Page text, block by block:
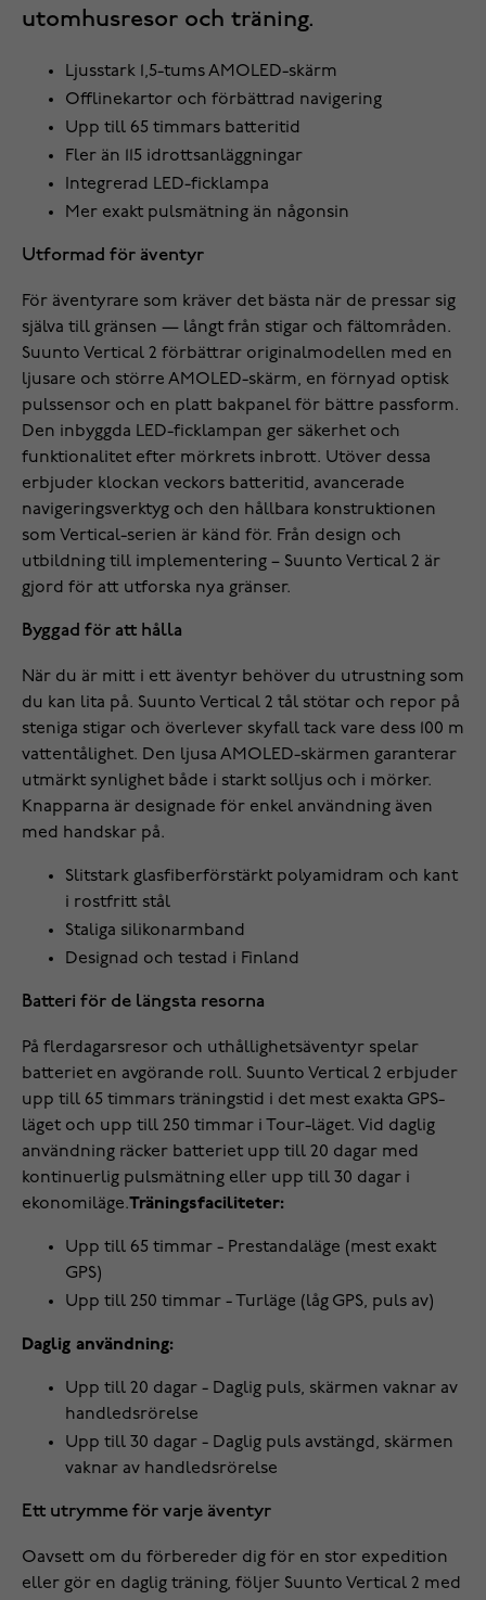
utomhusresor och träning.
Ljusstark 1,5-tums AMOLED-skärm
Offlinekartor och förbättrad navigering
Upp till 65 timmars batteritid
Fler än 115 idrottsanläggningar
Integrerad LED-ficklampa
Mer exakt pulsmätning än någonsin
Utformad för äventyr
För äventyrare som kräver det bästa när de pressar sig
själva till gränsen — långt från stigar och fältområden.
Suunto Vertical 2 förbättrar originalmodellen med en
ljusare och större AMOLED-skärm, en förnyad optisk
pulssensor och en platt bakpanel för bättre passform.
Den inbyggda LED-ficklampan ger säkerhet och
funktionalitet efter mörkrets inbrott. Utöver dessa
erbjuder klockan veckors batteritid, avancerade
navigeringsverktyg och den hållbara konstruktionen
som Vertical-serien är känd för. Från design och
utbildning till implementering – Suunto Vertical 2 är
gjord för att utforska nya gränser.
Byggad för att hålla
När du är mitt i ett äventyr behöver du utrustning som
du kan lita på. Suunto Vertical 2 tål stötar och repor på
steniga stigar och överlever skyfall tack vare dess 100 m
vattentålighet. Den ljusa AMOLED-skärmen garanterar
utmärkt synlighet både i starkt solljus och i mörker.
Knapparna är designade för enkel användning även
med handskar på.
Slitstark glasfiberförstärkt polyamidram och kant
i rostfritt stål
Staliga silikonarmband
Designad och testad i Finland
Batteri för de längsta resorna
På flerdagarsresor och uthållighetsäventyr spelar
batteriet en avgörande roll. Suunto Vertical 2 erbjuder
upp till 65 timmars träningstid i det mest exakta GPS-
läget och upp till 250 timmar i Tour-läget. Vid daglig
användning räcker batteriet upp till 20 dagar med
kontinuerlig pulsmätning eller upp till 30 dagar i
ekonomiläge.Träningsfaciliteter:
Upp till 65 timmar - Prestandaläge (mest exakt
GPS)
Upp till 250 timmar - Turläge (låg GPS, puls av)
Daglig användning:
Upp till 20 dagar - Daglig puls, skärmen vaknar av
handledsrörelse
Upp till 30 dagar - Daglig puls avstängd, skärmen
vaknar av handledsrörelse
Ett utrymme för varje äventyr
Oavsett om du förbereder dig för en stor expedition
eller gör en daglig träning, följer Suunto Vertical 2 med